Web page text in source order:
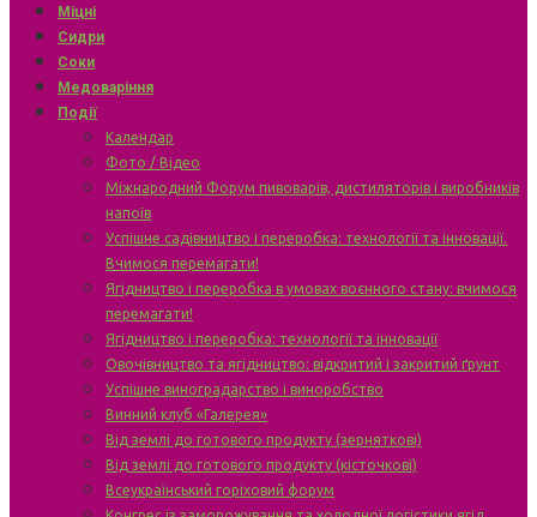
Міцні
Сидри
Соки
Медоваріння
Події
Календар
Фото / Відео
Міжнародний Форум пивоварів, дистиляторів і виробників
напоїв
Успішне садівництво і переробка: технології та інновації.
Вчимося перемагати!
Ягідництво і переробка в умовах воєнного стану: вчимося
перемагати!
Ягідництво і переробка: технології та інновації
Овочівництво та ягідництво: відкритий і закритий ґрунт
Успішне виноградарство і виноробство
Винний клуб «Галерея»
Від землі до готового продукту (зерняткові)
Від землі до готового продукту (кісточкові)
Всеукраїнський горіховий форум